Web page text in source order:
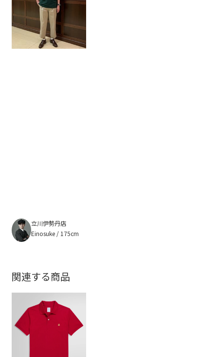
立川伊勢丹店
Einosuke / 175cm
関連する商品